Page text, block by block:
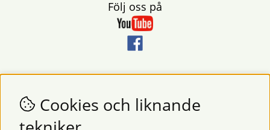
Följ oss på
Nyhetsbrev
Vill du få nyheter och erbjudanden från oss? Fyll då i din e-
postadress i fältet nedan.
Cookies och liknande